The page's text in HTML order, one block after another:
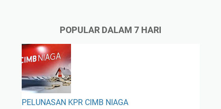
POPULAR DALAM 7 HARI
PELUNASAN KPR CIMB NIAGA